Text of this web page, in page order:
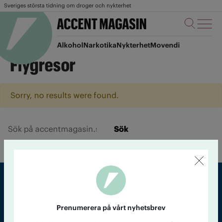
Sveriges största tidning om droger och nykterhet
AlkoholNarkotikaNykterhetMovendi
Flygresor
Sorry, no results were found.
Sök
Prenumerera på vårt nyhetsbrev